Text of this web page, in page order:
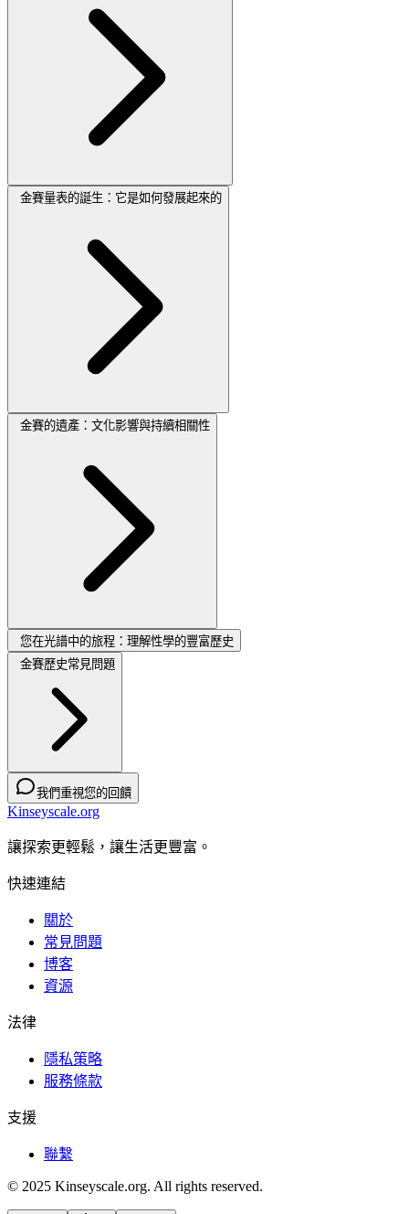
金賽量表的誕生：它是如何發展起來的
金賽的遺產：文化影響與持續相關性
您在光譜中的旅程：理解性學的豐富歷史
金賽歷史常見問題
我們重視您的回饋
Kinseyscale.org
讓探索更輕鬆，讓生活更豐富。
快速連結
關於
常見問題
博客
資源
法律
隱私策略
服務條款
支援
聯繫
© 2025 Kinseyscale.org. All rights reserved.